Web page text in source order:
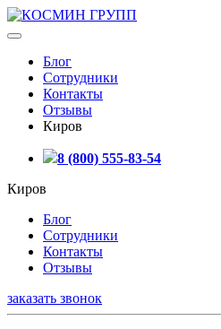
Блог
Сотрудники
Контакты
Отзывы
Киров
8 (800) 555-83-54
Киров
Блог
Сотрудники
Контакты
Отзывы
заказать звонок